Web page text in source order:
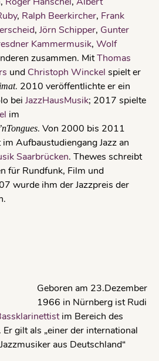
, Ralph Beerkircher, Frank
, Jörn Schipper, Gunter
Kammermusik, Wolf
zusammen. MitThomas
und Christoph Winckel spielt er
. 2010 veröffentlichte er ein
bei JazzHausMusik; 2017 spielte
im
. Von 2000 bis 2011
Aufbaustudiengang Jazz an
Saarbrücken. Thewes schreibt
für Rundfunk, Film und
wurde ihm der Jazzpreis der
Geboren am 23.Dezember
1966 in Nürnberg ist Rudi
im Bereich des
gilt als „einer der international
aus Deutschland“